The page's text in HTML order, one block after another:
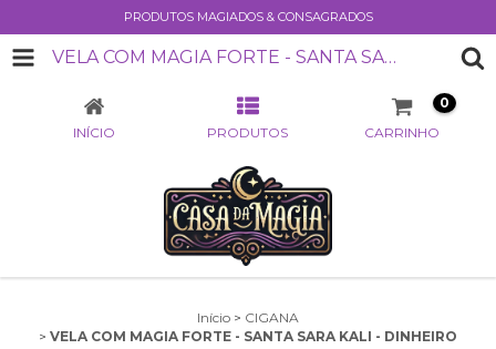
PRODUTOS MAGIADOS & CONSAGRADOS
VELA COM MAGIA FORTE - SANTA SARA KALI - DINHEIRO
INÍCIO PRODUTOS CARRINHO
0
Início > CIGANA
> VELA COM MAGIA FORTE - SANTA SARA KALI - DINHEIRO